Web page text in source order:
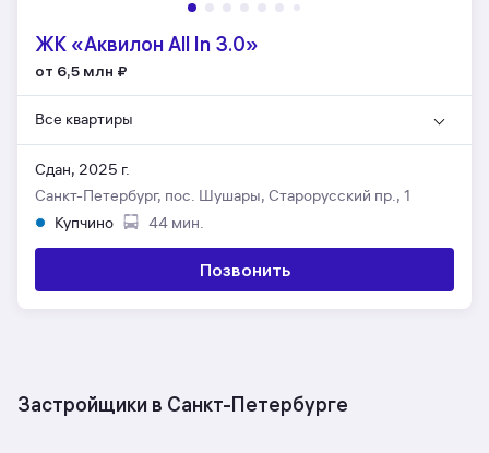
ЖК «Аквилон All In 3.0»
от 6,5 млн ₽
Все квартиры
Сдан, 2025 г.
Санкт-Петербург, пос. Шушары, Старорусский пр., 1
Купчино
44 мин.
Позвонить
Застройщики в Санкт-Петербурге